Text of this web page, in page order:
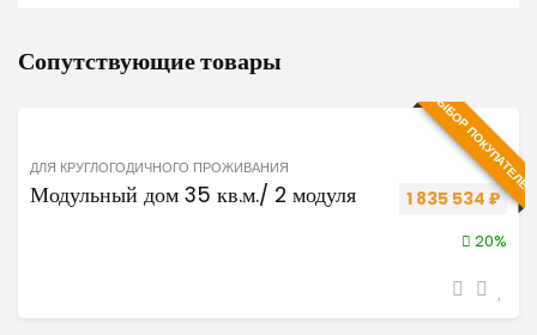
Сопутствующие товары
ВЫБОР ПОКУПАТЕЛЕЙ
ДЛЯ КРУГЛОГОДИЧНОГО ПРОЖИВАНИЯ
Модульный дом 35 кв.м./ 2 модуля 1 835 534 ₽
20%